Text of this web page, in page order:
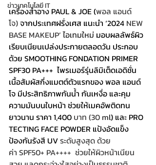
ข่าวเทคโนโลยี IT
เครื่องสำอาง PAUL & JOE (พอล แอนด์
โจ) จากประเทศฝรั่งเศส แนะนำ ‘2024 NEW
BASE MAKEUP’ ไอเทมใหม่ มอบผลลัพธ์ผิว
เรียบเนียนเปล่งประกายตลอดวัน ประกอบ
ด้วย SMOOTHING FONDATION PRIMER
SPF30 PA+++ ไพรเมอร์รุ่นลิมิเต็ดเอดิชั่น
เนื้อสัมผัสกึ่งแมตต์ตัวแรกของ พอล แอนด์
โจ มีประสิทธิภาพกันน้ำ กันเหงื่อ และคุม
ความมันบนใบหน้า ช่วยให้เมคอัพติดทน
ยาวนาน ราคา 1,400 บาท (30 ml) และ PRO
TECTING FACE POWDER แป้งอัดแข็ง
ป้องกันรังสี UV ระดับสูงสุด ด้วย
ค่า SPF50+ PA++++  ช่วยให้ผิวหน้าเนียน